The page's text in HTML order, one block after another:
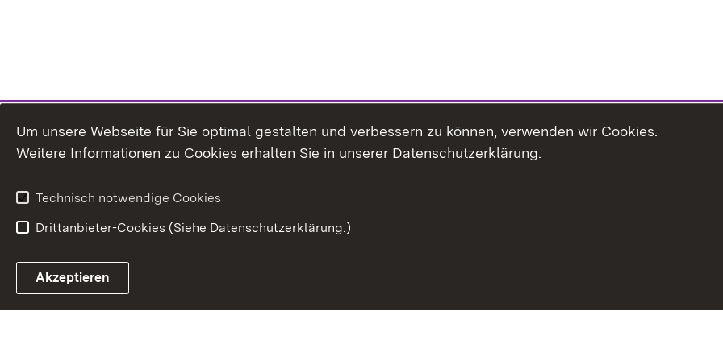
Um unsere Webseite für Sie optimal gestalten und verbessern zu können, verwenden wir Cookies.
Weitere Informationen zu Cookies erhalten Sie in unserer Datenschutzerklärung.
Technisch notwendige Cookies
Drittanbieter-Cookies (Siehe Datenschutzerklärung.)
Akzeptieren